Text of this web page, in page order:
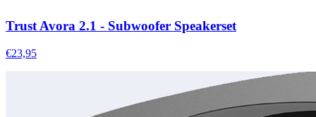
Trust Avora 2.1 - Subwoofer Speakerset
€23,95